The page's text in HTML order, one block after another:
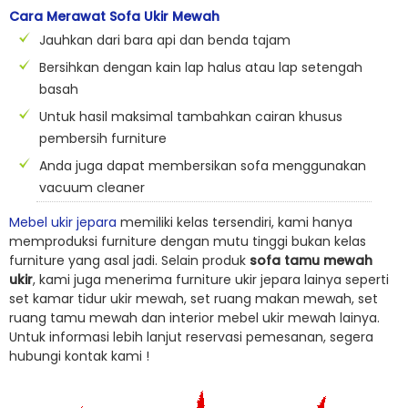
Cara Merawat Sofa Ukir Mewah
Jauhkan dari bara api dan benda tajam
Bersihkan dengan kain lap halus atau lap setengah
basah
Untuk hasil maksimal tambahkan cairan khusus
pembersih furniture
Anda juga dapat membersikan sofa menggunakan
vacuum cleaner
Mebel ukir jepara memiliki kelas tersendiri, kami hanya
memproduksi furniture dengan mutu tinggi bukan kelas
furniture yang asal jadi. Selain produk sofa tamu mewah
ukir, kami juga menerima furniture ukir jepara lainya seperti
set kamar tidur ukir mewah, set ruang makan mewah, set
ruang tamu mewah dan interior mebel ukir mewah lainya.
Untuk informasi lebih lanjut reservasi pemesanan, segera
hubungi kontak kami !